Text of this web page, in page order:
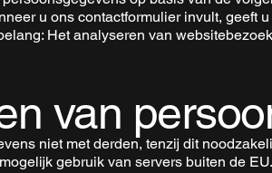
u ons contactformulier invult, geeft
Het analyseren van
van
niet met derden, tenzij dit
gebruik van servers buiten de